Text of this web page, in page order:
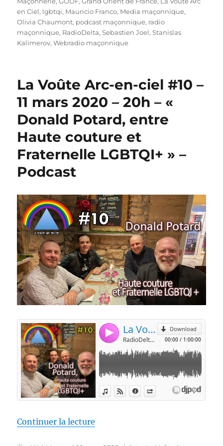
en Ciel, lgbtqi, Mauricio Franco, Media maçonnique,
Olivia Chaumont, podcast maçonnique, radio
maçonnique, RadioDelta,Sebastien Joel,Stanislas
Kalimerov,Webradio maçonnique
La Voûte Arc-en-ciel #10 –
11 mars 2020 – 20h – «
Donald Potard, entre
Haute couture et
Fraternelle LGBTQI+ » –
Podcast
Continuer la lecture